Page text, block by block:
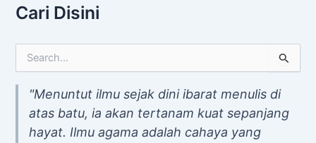
Cari Disini
e
a
"Menuntut ilmu sejak dini ibarat menulis di
atas batu, ia akan tertanam kuat sepanjang
hayat. Ilmu agama adalah cahaya yang